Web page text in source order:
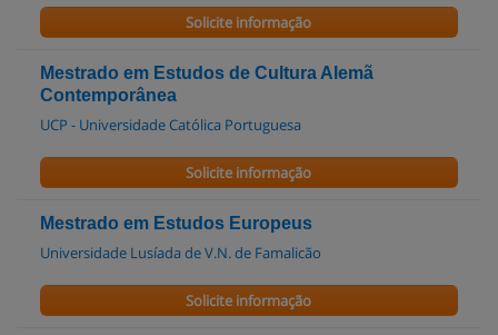
Solicite informação
Mestrado em Estudos de Cultura Alemã
Contemporânea
UCP - Universidade Católica Portuguesa
Solicite informação
Mestrado em Estudos Europeus
Universidade Lusíada de V.N. de Famalicão
Solicite informação